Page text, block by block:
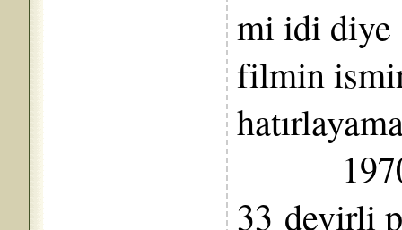
mi idi diye
filmin
33 devirli